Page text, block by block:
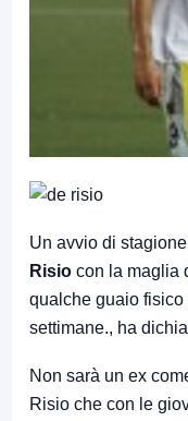
Un avvio di
Risio con la maglia
qualche guaio
settimane., ha
Non sarà un ex
Risio che con le